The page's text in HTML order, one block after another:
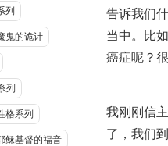
列
鬼的诡计
列
格系列
稣基督的福音
告诉我们
当中。比
癌症呢？
我刚刚信
了，我们